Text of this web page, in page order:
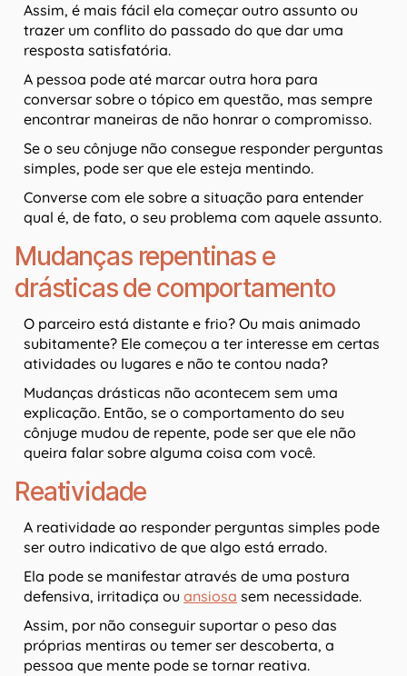
Assim, é mais fácil ela começar outro assunto ou
trazer um conflito do passado do que dar uma
resposta satisfatória.
A pessoa pode até marcar outra hora para
conversar sobre o tópico em questão, mas sempre
encontrar maneiras de não honrar o compromisso.
Se o seu cônjuge não consegue responder perguntas
simples, pode ser que ele esteja mentindo.
Converse com ele sobre a situação para entender
qual é, de fato, o seu problema com aquele assunto.
Mudanças repentinas e
drásticas de comportamento
O parceiro está distante e frio? Ou mais animado
subitamente? Ele começou a ter interesse em certas
atividades ou lugares e não te contou nada?
Mudanças drásticas não acontecem sem uma
explicação. Então, se o comportamento do seu
cônjuge mudou de repente, pode ser que ele não
queira falar sobre alguma coisa com você.
Reatividade
A reatividade ao responder perguntas simples pode
ser outro indicativo de que algo está errado.
Ela pode se manifestar através de uma postura
defensiva, irritadiça ou ansiosa sem necessidade.
Assim, por não conseguir suportar o peso das
próprias mentiras ou temer ser descoberta, a
pessoa que mente pode se tornar reativa.